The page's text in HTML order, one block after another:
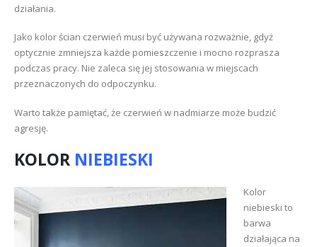
działania.
Jako kolor ścian czerwień musi być używana rozważnie, gdyż
optycznie zmniejsza każde pomieszczenie i mocno rozprasza
podczas pracy. Nie zaleca się jej stosowania w miejscach
przeznaczonych do odpoczynku.
Warto także pamiętać, że czerwień w nadmiarze może budzić
agresję.
KOLOR NIEBIESKI
Kolor
niebieski to
barwa
działająca na